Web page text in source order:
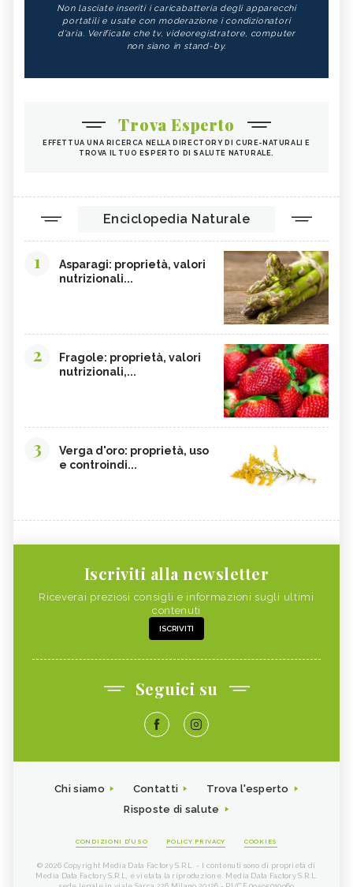
Non lasciate inseriti i caricabatteria degli apparecchi
portatili e usate con moderazione i condizionatori
d'aria. Verificate che tv, videoregistratore, computer
non siano in stand-by.
Trova Esperto
EFFETTUA UNA RICERCA NELLA DIRECTORY DI CURE-NATURALI E
TROVA IL TUO ESPERTO DI SALUTE NATURALE.
Enciclopedia Naturale
1
Asparagi: proprietà, valori
nutrizionali...
2
Fragole: proprietà, valori
nutrizionali,...
3
Verga d'oro: proprietà, uso
e controindi...
Iscriviti alla newsletter
Riceverai preziosi consigli e informazioni sugli ultimi
contenuti
ISCRIVITI
Seguici su
Chi siamo Contatti
Trova l'esperto
Risposte di salute
CONDIZIONI D'USO POLICY PRIVACY COOKIES
© 2026 Copyright Media Data Factory S.R.L. - I contenuti sono di proprietà di
Media Data Factory S.R.L, è vietata la riproduzione. Media Data Factory S.R.L.